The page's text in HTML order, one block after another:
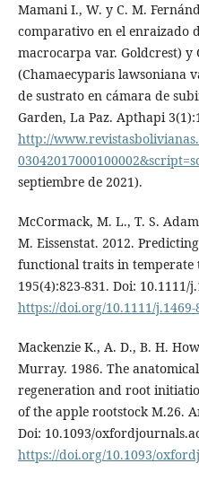
Mamani I., W. y C. M.
comparativo en el enraizado
macrocarpa var. Goldcrest) y
(Chamaecyparis lawsoniana
de sustrato en cámara de
Garden, La Paz. Apthapi
http://
septiembre de 2021).
McCormack, M. L., T. S.
M. Eissenstat. 2012.
functional traits in temperate
195(4):823-831. Doi: 10.1111/
https://doi.org/10.1111/j.1469-
Mackenzie K., A. D., B. H.
Murray. 1986. The
regeneration and root
of the apple rootstock M.26.
Doi: 10.1093/
https://doi.org/10.1093/